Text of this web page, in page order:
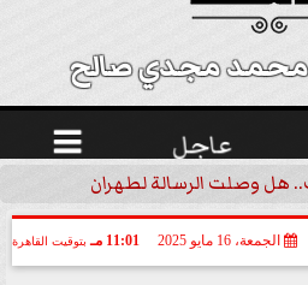
محمد مجدي صالح
عاجل 
هل وصلت الرسالة لطهران؟..
الجمعة، 16 مايو 2025 11:01 مـ بتوقيت القاهرة